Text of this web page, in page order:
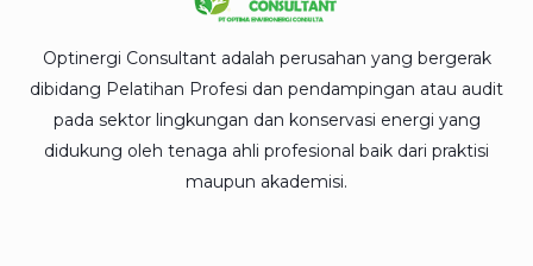
Optinergi Consultant adalah perusahan yang bergerak
dibidang Pelatihan Profesi dan pendampingan atau audit
pada sektor lingkungan dan konservasi energi yang
didukung oleh tenaga ahli profesional baik dari praktisi
maupun akademisi.